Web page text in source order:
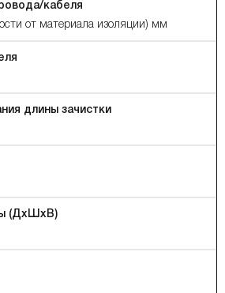
кабеля
от материала изоляции) мм
длины зачистки
(ДхШхВ)